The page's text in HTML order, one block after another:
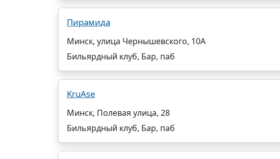
Пирамида
Минск, улица Чернышевского, 10А
Бильярдный клуб, Бар, паб
KruAse
Минск, Полевая улица, 28
Бильярдный клуб, Бар, паб